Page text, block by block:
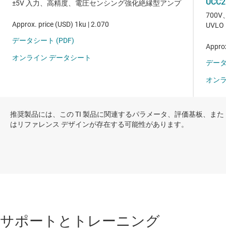
推奨製品には、この TI 製品に関連するパラメータ、評価基板、また
はリファレンス デザインが存在する可能性があります。
サポートとトレーニング